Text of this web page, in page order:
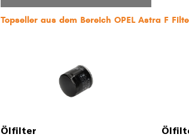
Topseller aus dem Bereich OPEL Astra F
Ölfilter